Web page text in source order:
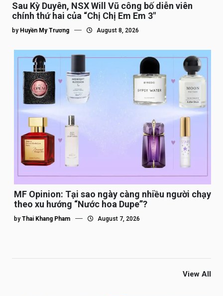
Sau Kỳ Duyên, NSX Will Vũ công bố diễn viên
chính thứ hai của “Chị Chị Em Em 3″
by Huyền My Trương August 8, 2026
MF Opinion: Tại sao ngày càng nhiều người chạy
theo xu hướng “Nước hoa Dupe”?
by Thai Khang Pham August 7, 2026
View All